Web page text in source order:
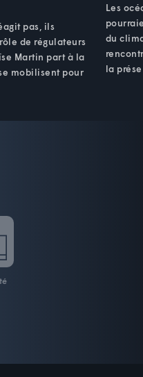
pas, ils
de régulateurs
Martin part à la
mobilisent pour
Les
du
la